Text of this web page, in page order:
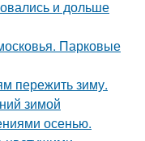
и дольше
Парковые
пережить зиму.
зимой
осенью.